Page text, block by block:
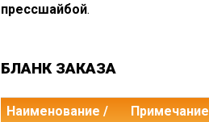
прессшайбой.
БЛАНК ЗАКАЗА
Наименование /
Примечание